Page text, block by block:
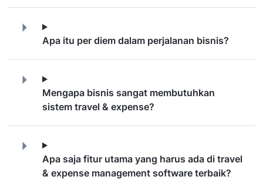
Apa itu per diem dalam perjalanan bisnis?
Mengapa bisnis sangat membutuhkan
sistem travel & expense?
Apa saja fitur utama yang harus ada di travel
& expense management software terbaik?